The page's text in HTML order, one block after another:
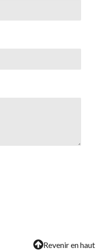
Revenir en haut